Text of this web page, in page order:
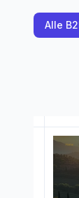
Alle